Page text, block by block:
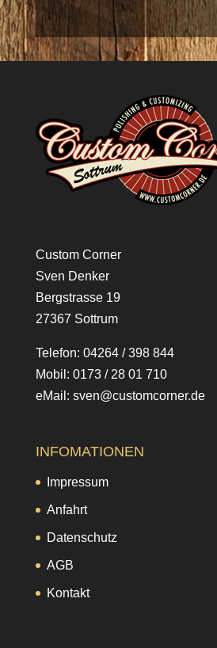
Custom Corner
Sven Denker
Bergstrasse 19
27367 Sottrum
Telefon: 04264 / 398 844
Mobil: 0173 / 28 01 710
eMail: sven@customcorner.de
INFOMATIONEN
Impressum
Anfahrt
Datenschutz
AGB
Kontakt